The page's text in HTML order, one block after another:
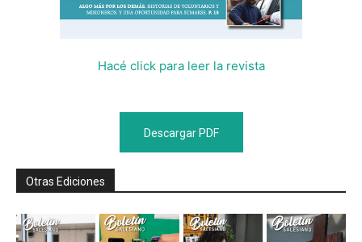
Hacé click para leer la revista
Descargar PDF
Otras Ediciones